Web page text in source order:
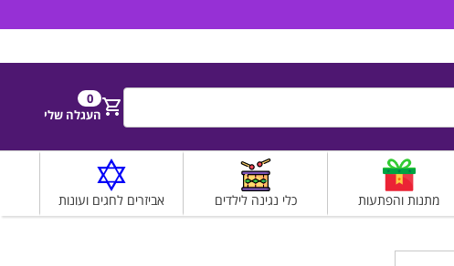
חפש0
העגלה שלי
מתנות והפתעות כלי נגינה לילדים אביזרים לחגים ועונות